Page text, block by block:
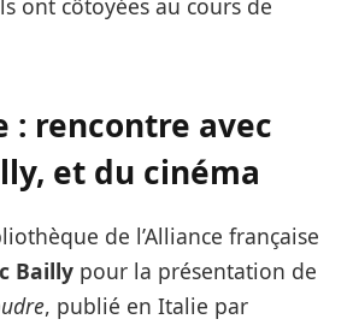
ont côtoyées au cours de
: rencontre avec
et du cinéma
de l’Alliance française
Bailly pour la présentation de
, publié en Italie par